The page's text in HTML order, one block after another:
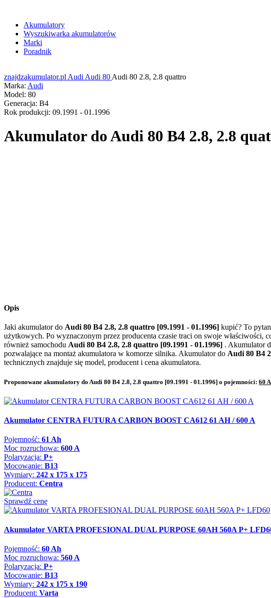
Akumulatory
Wyszukiwarka akumulatorów
Marki
Poradnik
znajdzakumulator.pl Audi Audi 80 Audi 80 2.8, 2.8 quattro
Marka: Audi
Model: 80
Generacja: B4
Rok produkcji: 09.1991 - 01.1996
Akumulator doAudi 80 B4 2.8, 2.8
Opis
Jaki akumulator do Audi 80 B4 2.8, 2.8 quattro [09.1991 - 01.1996] kupić? To
użytkowych. Po wyznaczonym przez producenta czasie traci on swoje
również samochodu Audi 80 B4 2.8, 2.8 quattro [09.1991 - 01.1996] . Akumulator
pozwalające na montaż akumulatora w komorze silnika. Akumulator do Audi 80 B4
technicznych znajduje się model, producent i cena akumulatora.
Proponowane akumulatory do Audi 80 B4 2.8, 2.8 quattro [09.1991 - 01.1996] o pojemności: 60
Akumulator CENTRA FUTURA CARBON BOOST CA612 61 AH / 600 A
Pojemność: 61 Ah
Moc rozruchowa: 600 A
Polaryzacja: P+
Mocowanie: B13
Wymiary: 242 x 175 x 175
Producent: Centra
Sprawdź cenę
Akumulator VARTA PROFESIONAL DUAL PURPOSE 60AH 560A P+
Pojemność: 60 Ah
Moc rozruchowa: 560 A
Polaryzacja: P+
Mocowanie: B13
Wymiary: 242 x 175 x 190
Producent: Varta